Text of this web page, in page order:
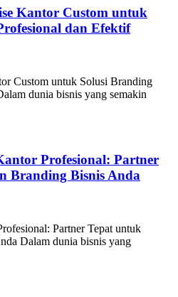
Kantor Custom untuk
dan Efektif
Custom untuk Solusi Branding
dunia bisnis yang semakin
Profesional: Partner
Branding Bisnis Anda
Partner Tepat untuk
Dalam dunia bisnis yang